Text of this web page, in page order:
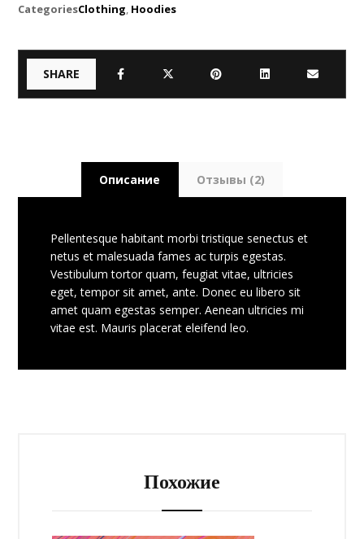
CategoriesClothing, Hoodies
Описание Отзывы (2)
Pellentesque habitant morbi tristique senectus et
netus et malesuada fames ac turpis egestas.
Vestibulum tortor quam, feugiat vitae, ultricies
eget, tempor sit amet, ante. Donec eu libero sit
amet quam egestas semper. Aenean ultricies mi
vitae est. Mauris placerat eleifend leo.
Похожие